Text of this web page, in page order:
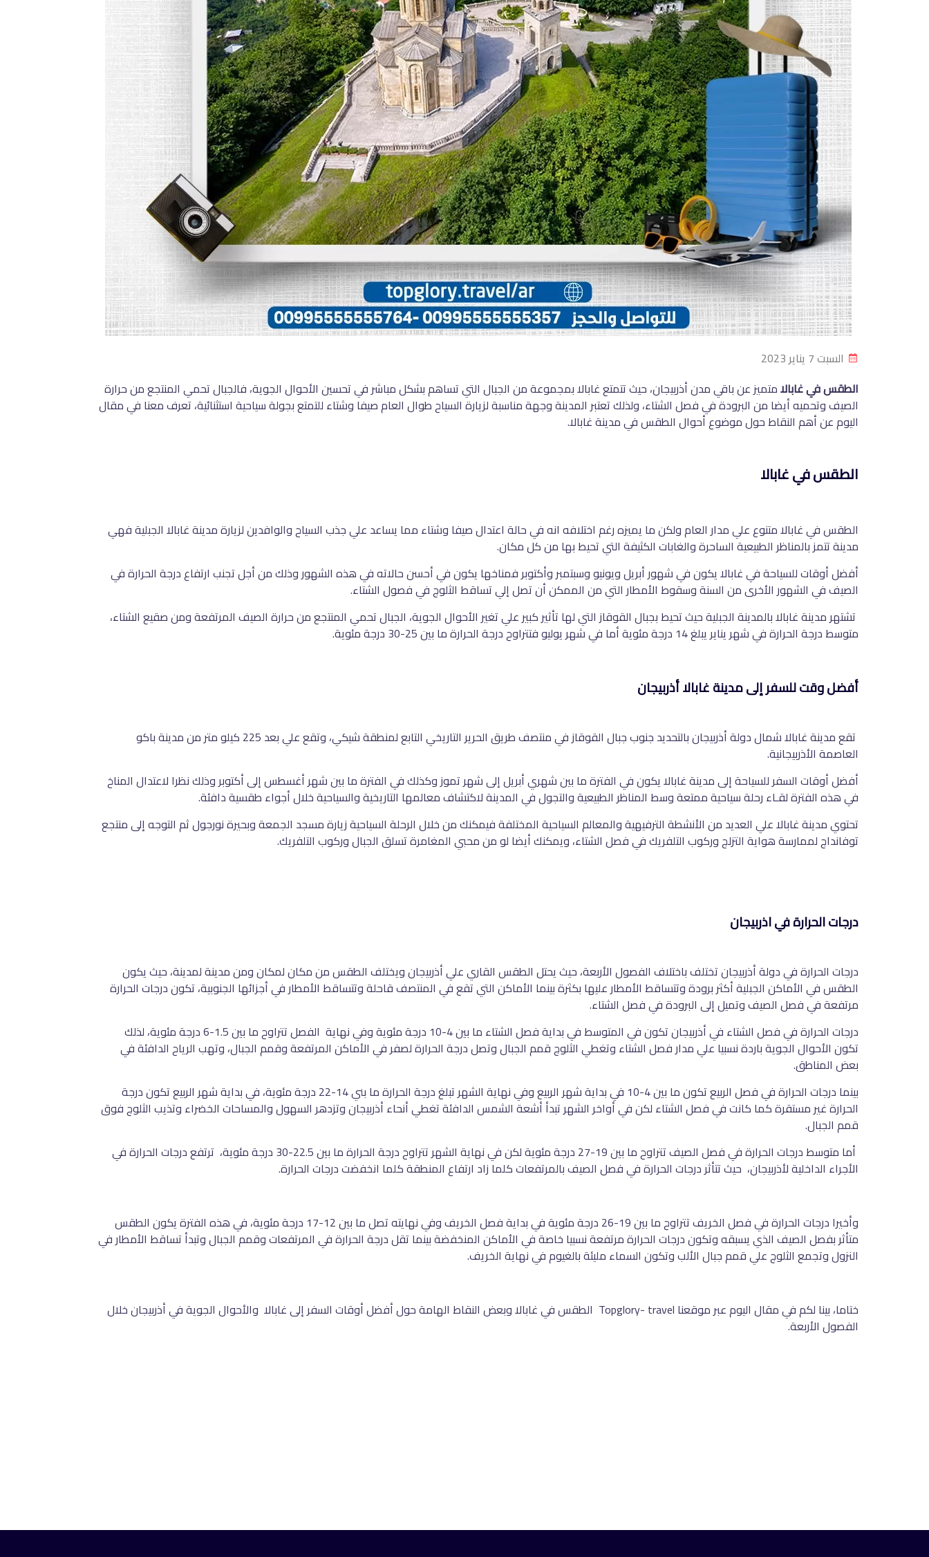
السبت 7 يناير 2023
الطقس في غابالامتميز عن باقي مدن أذربيجان، حيث تتمتع غابالا بمجموعة من الجبال التي تساهم بشكل مباشر في تحسين الأحوال الجوية، فالجبال تحمي المنتجع من حرارة
الصيف وتحميه أيضا من البرودة في فصل الشتاء، ولذلك تعتبر المدينة وجهة مناسبة لزيارة السياح طوال العام صيفا وشتاء للتمتع بجولة سياحية استثنائية، تعرف معنا في مقال
اليوم عن أهم النقاط حول موضوع أحوال الطقس في مدينة غابالا.
الطقس في غابالا
الطقس في غابالا متنوع علي مدار العام ولكن ما يميزه رغم اختلافه انه في حالة اعتدال صيفا وشتاء مما يساعد علي جذب السياح والوافدين لزيارة مدينة غابالا الجبلية فهي
مدينة تتمز بالمناظر الطبيعية الساحرة والغابات الكثيفة التي تحيط بها من كل مكان.
أفضل أوقات للسياحة في غابالا يكون في شهور أبريل ويونيو وسبتمبر وأكتوبر فمناخها يكون في أحسن حالاته في هذه الشهور وذلك من أجل تجنب ارتفاع درجة الحرارة في
الصيف في الشهور الأخرى من السنة وسقوط الأمطار التي من الممكن أن تصل إلي تساقط الثلوج في فصول الشتاء.
تشتهر مدينة غابالا بالمدينة الجبلية حيث تحيط بجبال القوقاز التي لها تأثير كبير علي تغير الأحوال الجوية، الجبال تحمي المنتجع من حرارة الصيف المرتفعة ومن صقيع الشتاء،
متوسط درجة الحرارة في شهر يناير يبلغ 14 درجة مئوية أما في شهر يوليو فتتراوح درجة الحرارة ما بين 25-30 درجة مئوية.
أفضل وقت للسفر إلى مدينة غابالا أذربيجان
تقع مدينة غابالا شمال دولة أذربيجان بالتحديد جنوب جبال القوقاز في منتصف طريق الحرير التاريخي التابع لمنطقة شيكي، وتقع علي بعد 225 كيلو متر من مدينة باكو
العاصمة الأذربيجانية.
أفضل أوقات السفر للسياحة إلى مدينة غابالا يكون في الفترة ما بين شهري أبريل إلى شهر تموز وكذلك في الفترة ما بين شهر أغسطس إلى أكتوبر وذلك نظرا لاعتدال المناخ
في هذه الفترة لقـاء رحلة سياحية ممتعة وسط المناظر الطبيعية والتجول في المدينة لاكتشاف معالمها التاريخية والسياحية خلال أجواء طقسية دافئة.
تحتوي مدينة غابالا علي العديد من الأنشطة الترفيهية والمعالم السياحية المختلفة فيمكنك من خلال الرحلة السياحية زيارة مسجد الجمعة وبحيرة نورجول ثم التوجه إلى منتجع
توفانداج لممارسة هواية التزلج وركوب التلفريك في فصل الشتاء، ويمكنك أيضا لو من محبي المغامرة تسلق الجبال وركوب التلفريك.
درجات الحرارة في اذربيجان
درجات الحرارة في دولة أذربيجان تختلف باختلاف الفصول الأربعة، حيث يحتل الطقس القاري علي أذربيجان ويختلف الطقس من مكان لمكان ومن مدينة لمدينة، حيث يكون
الطقس في الأماكن الجبلية أكثر برودة وتتساقط الأمطار عليها بكثرة بينما الأماكن التي تقع في المنتصف قاحلة وتتساقط الأمطار في أجزائها الجنوبية، تكون درجات الحرارة
مرتفعة في فصل الصيف وتميل إلى البرودة في فصل الشتاء.
درجات الحرارة في فصل الشتاء في أذربيجان تكون في المتوسط في بداية فصل الشتاء ما بين 4-10 درجة مئوية وفي نهاية الفصل تتراوح ما بين 1.5-6 درجة مئوية، لذلك
تكون الأحوال الجوية باردة نسبيا علي مدار فصل الشتاء وتغطي الثلوج قمم الجبال وتصل درجة الحرارة لصفر في الأماكن المرتفعة وقمم الجبال، وتهب الرياح الدافئة في
بعض المناطق.
بينما درجات الحرارة في فصل الربيع تكون ما بين 4-10 في بداية شهر الربيع وفي نهاية الشهر تبلغ درجة الحرارة ما بني 14-22 درجة مئوية، في بداية شهر الربيع تكون درجة
الحرارة غير مستقرة كما كانت في فصل الشتاء لكن في أواخر الشهر تبدأ أشعة الشمس الدافئة تغطي أنحاء أذربيجان وتزدهر السهول والمساحات الخضراء وتذيب الثلوج فوق
قمم الجبال.
أما متوسط درجات الحرارة في فصل الصيف تتراوح ما بين 19-27 درجة مئوية لكن في نهاية الشهر تتراوح درجة الحرارة ما بين 22.5-30 درجة مئوية، ترتفع درجات الحرارة في
الأجراء الداخلية لأذربيجان، حيث تتأثر درجات الحرارة في فصل الصيف بالمرتفعات كلما زاد ارتفاع المنطقة كلما انخفضت درجات الحرارة.
وأخيرا درجات الحرارة في فصل الخريف تتراوح ما بين 19-26 درجة مئوية في بداية فصل الخريف وفي نهايته تصل ما بين 12-17 درجة مئوية، في هذه الفترة يكون الطقس
متأثر بفصل الصيف الذي يسبقه وتكون درجات الحرارة مرتفعة نسبيا خاصة في الأماكن المنخفضة بينما تقل درجة الحرارة في المرتفعات وقمم الجبال وتبدأ تساقط الأمطار في
النزول وتجمع الثلوج علي قمم جبال الألب وتكون السماء مليئة بالغيوم في نهاية الخريف.
ختاما، بينا لكم في مقال اليوم عبر موقعنا Topglory- travel الطقس في غابالا وبعض النقاط الهامة حول أفضل أوقات السفر إلى غابالا والأحوال الجوية في أذربيجان خلال
الفصول الأربعة.